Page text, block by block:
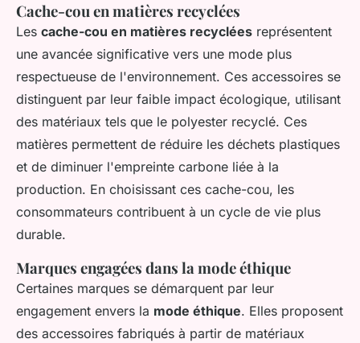
Cache-cou en matières recyclées
Les cache-cou en matières recyclées représentent
une avancée significative vers une mode plus
respectueuse de l'environnement. Ces accessoires se
distinguent par leur faible impact écologique, utilisant
des matériaux tels que le polyester recyclé. Ces
matières permettent de réduire les déchets plastiques
et de diminuer l'empreinte carbone liée à la
production. En choisissant ces cache-cou, les
consommateurs contribuent à un cycle de vie plus
durable.
Marques engagées dans la mode éthique
Certaines marques se démarquent par leur
engagement envers la mode éthique. Elles proposent
des accessoires fabriqués à partir de matériaux